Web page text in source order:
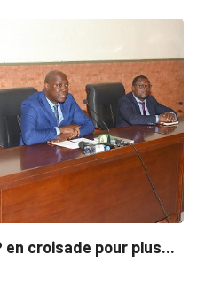
Gestion concertée et